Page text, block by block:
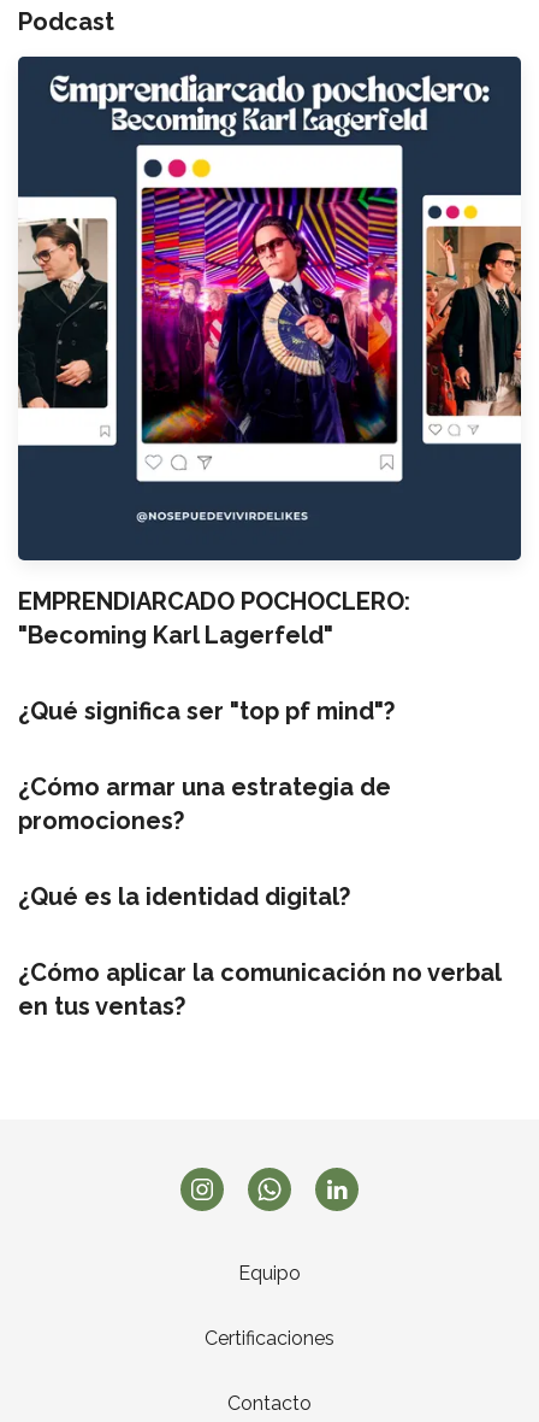
Podcast
EMPRENDIARCADO POCHOCLERO:
"Becoming Karl Lagerfeld"
¿Qué significa ser "top pf mind"?
¿Cómo armar una estrategia de
promociones?
¿Qué es la identidad digital?
¿Cómo aplicar la comunicación no verbal
en tus ventas?
Equipo
Certificaciones
Contacto